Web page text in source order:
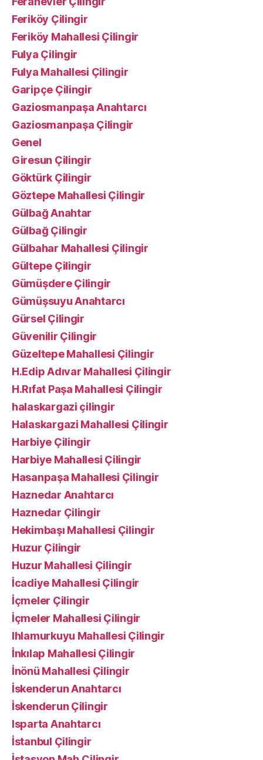
Feriköy Çilingir
Feriköy Mahallesi Çilingir
Fulya Çilingir
Fulya Mahallesi Çilingir
Garipçe Çilingir
Gaziosmanpaşa Anahtarcı
Gaziosmanpaşa Çilingir
Genel
Giresun Çilingir
Göktürk Çilingir
Göztepe Mahallesi Çilingir
Gülbağ Anahtar
Gülbağ Çilingir
Gülbahar Mahallesi Çilingir
Gültepe Çilingir
Gümüşdere Çilingir
Gümüşsuyu Anahtarcı
Gürsel Çilingir
Güvenilir Çilingir
Güzeltepe Mahallesi Çilingir
H.Edip Adıvar Mahallesi Çilingir
H.Rıfat Paşa Mahallesi Çilingir
halaskargazi çilingir
Halaskargazi Mahallesi Çilingir
Harbiye Çilingir
Harbiye Mahallesi Çilingir
Hasanpaşa Mahallesi Çilingir
Haznedar Anahtarcı
Haznedar Çilingir
Hekimbaşı Mahallesi Çilingir
Huzur Çilingir
Huzur Mahallesi Çilingir
İcadiye Mahallesi Çilingir
İçmeler Çilingir
İçmeler Mahallesi Çilingir
Ihlamurkuyu Mahallesi Çilingir
İnkılap Mahallesi Çilingir
İnönü Mahallesi Çilingir
İskenderun Anahtarcı
İskenderun Çilingir
Isparta Anahtarcı
İstanbul Çilingir